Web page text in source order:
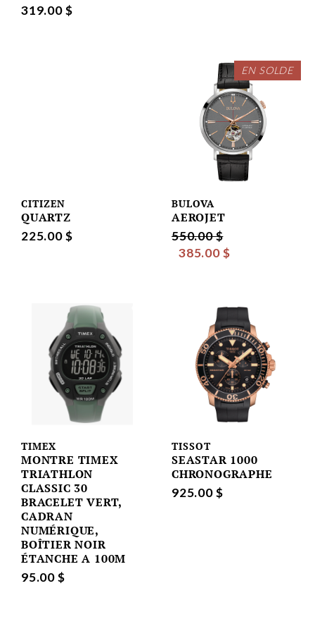
319.00 $
CITIZEN
QUARTZ
225.00 $
EN SOLDE
BULOVA
AEROJET
550.00 $
385.00 $
TIMEX
MONTRE TIMEX
TRIATHLON
CLASSIC 30
BRACELET VERT,
CADRAN
NUMÉRIQUE,
BOÎTIER NOIR
ÉTANCHE A 100M
95.00 $
TISSOT
SEASTAR 1000
CHRONOGRAPHE
925.00 $